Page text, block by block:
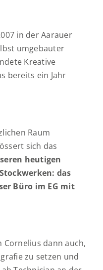
in der Aarauer
umgebauter
Kreative
bereits ein Jahr
Raum
sich das
heutigen
das
Büro im EG mit
Cornelius dann auch,
zu setzen und